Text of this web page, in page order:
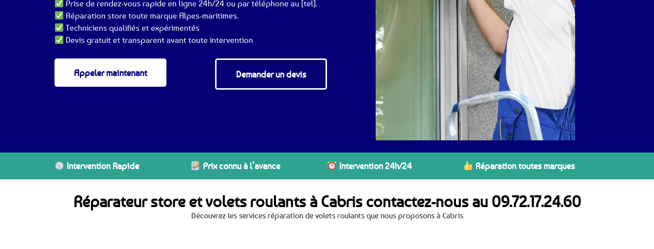
Prise de rendez-vous rapide en ligne 24h/24 ou par téléphone au [tel].
Réparation store toute marque Alpes-maritimes.
Techniciens qualifiés et expérimentés
Devis gratuit et transparent avant toute intervention
Appeler maintenant Demander un devis
Intervention Rapide Prix connu à l’avance Intervention 24h/24 Réparation toutes marques
Réparateur store et volets roulants à Cabris contactez-nous au 09.72.17.24.60
Découvrez les services réparation de volets roulants que nous proposons à Cabris